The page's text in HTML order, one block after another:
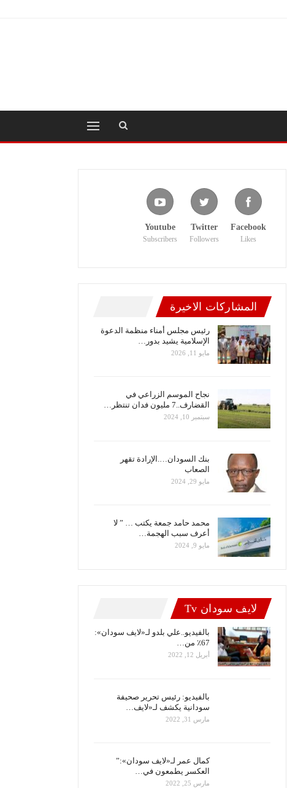
Facebook
Likes
Twitter
Followers
Youtube
Subscribers
المشاركات الاخيرة
رئيس مجلس أمناء منظمة الدعوة
الإسلامية يشيد بدور…
مايو 11, 2026
نجاح الموسم الزراعي في
القضارف..7 مليون فدان تنتظر…
سبتمبر 10, 2024
بنك السودان….الإرادة تقهر
الصعاب
مايو 29, 2024
محمد حامد جمعة يكتب … ” لا
أعرف سبب الهجمة…
مايو 9, 2024
لايف سودان Tv
بالفيديو..علي بلدو لـ«لايف سودان»:
67٪ من…
أبريل 12, 2022
بالفيديو: رئيس تحرير صحيفة
سودانية يكشف لـ«لايف…
مارس 31, 2022
كمال عمر لـ«لايف سودان»:”
العكسر يطمعون في…
مارس 25, 2022